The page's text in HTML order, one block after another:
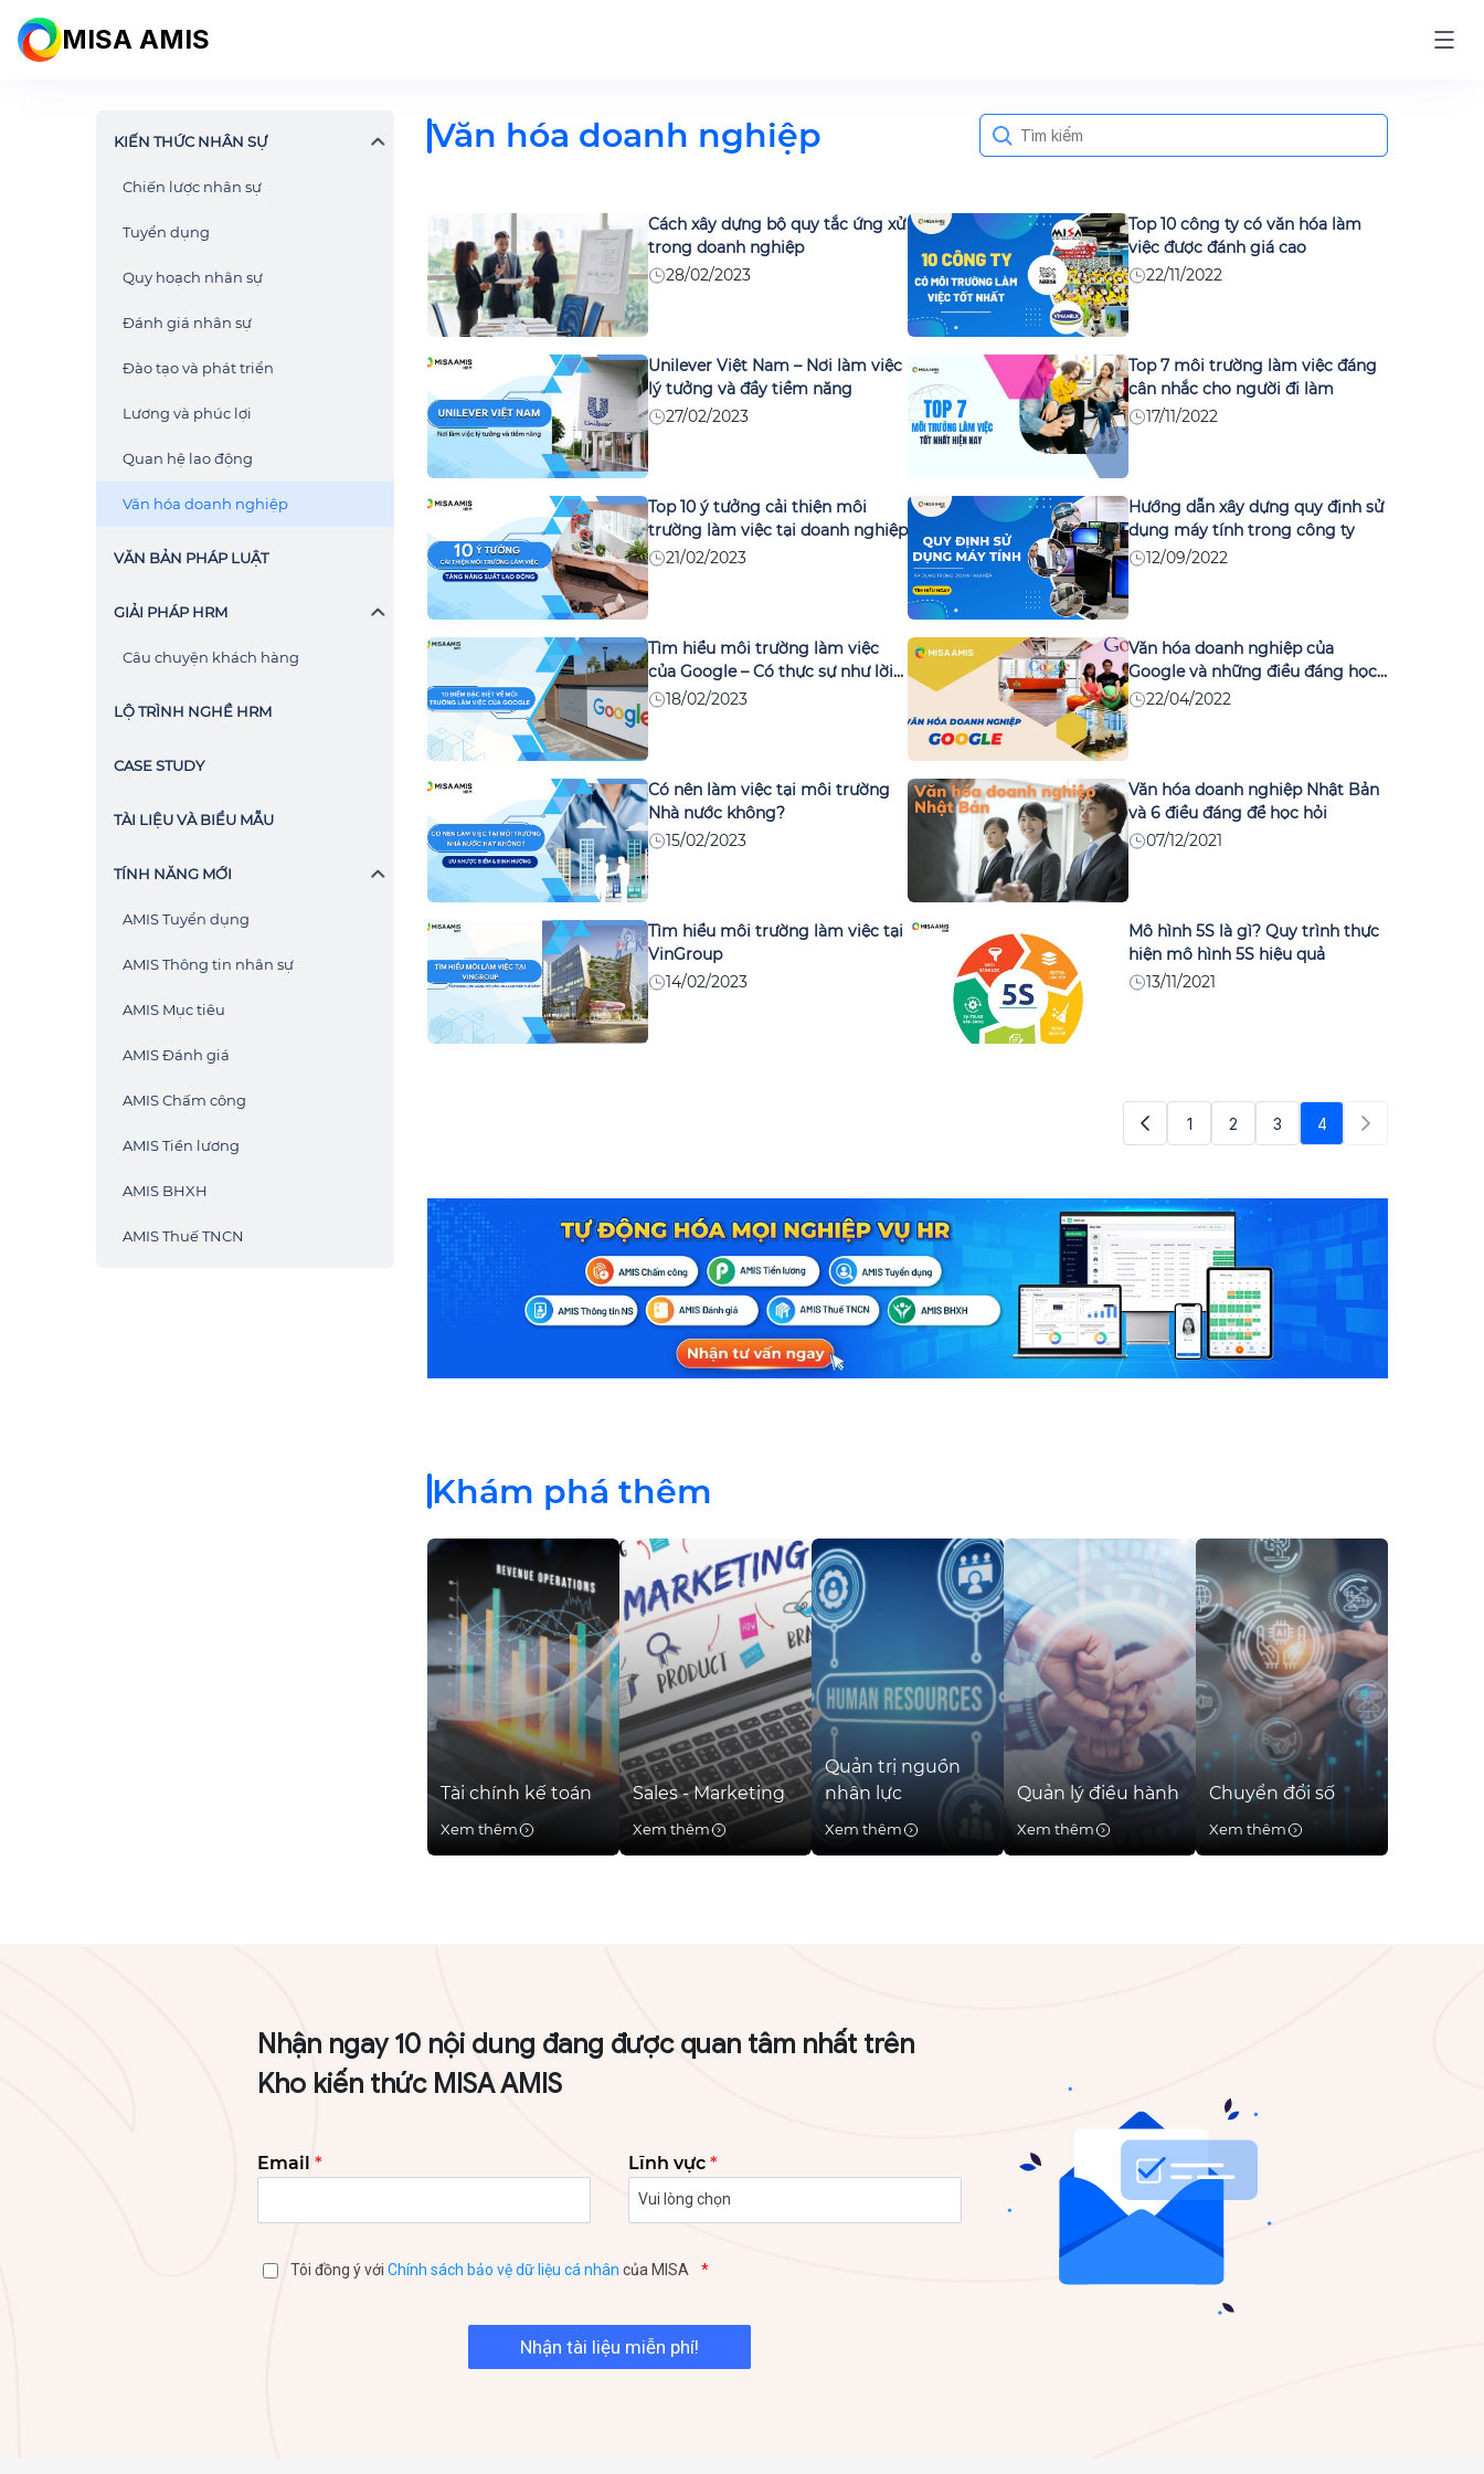
MISA AMIS
KIẾN THỨC NHÂN SỰ
Chiến lược nhân sự
Tuyển dụng
Quy hoạch nhân sự
Đánh giá nhân sự
Đào tạo và phát triển
Lương và phúc lợi
Quan hệ lao động
Văn hóa doanh nghiệp
VĂN BẢN PHÁP LUẬT
GIẢI PHÁP HRM
Câu chuyện khách hàng
LỘ TRÌNH NGHỀ HRM
CASE STUDY
TÀI LIỆU VÀ BIỂU MẪU
TÍNH NĂNG MỚI
AMIS Tuyển dụng
AMIS Thông tin nhân sự
AMIS Mục tiêu
AMIS Đánh giá
AMIS Chấm công
AMIS Tiền lương
AMIS BHXH
AMIS Thuế TNCN
Văn hóa doanh nghiệp
Search
for:
Cách xây dựng bộ quy tắc ứng xử
trong doanh nghiệp
28/02/2023
Unilever Việt Nam – Nơi làm việc
lý tưởng và đầy tiềm năng
27/02/2023
Top 10 ý tưởng cải thiện môi
trường làm việc tại doanh nghiệp
21/02/2023
Tìm hiểu môi trường làm việc
của Google – Có thực sự như lời
đồn?18/02/2023
Có nên làm việc tại môi trường
Nhà nước không?
15/02/2023
Tìm hiểu môi trường làm việc tại
VinGroup
14/02/2023
Top 10 công ty có văn hóa làm
việc được đánh giá cao
22/11/2022
Top 7 môi trường làm việc đáng
cân nhắc cho người đi làm
17/11/2022
Hướng dẫn xây dựng quy định sử
dụng máy tính trong công ty
12/09/2022
Văn hóa doanh nghiệp của
Google và những điều đáng học
hỏi22/04/2022
Văn hóa doanh nghiệp Nhật Bản
và 6 điều đáng để học hỏi
07/12/2021
Mô hình 5S là gì? Quy trình thực
hiện mô hình 5S hiệu quả
13/11/2021
1 2 3 4
Khám phá thêm
Tài chính kế toán
Xem thêm
Sales - Marketing
Xem thêm
Quản trị nguồn
nhân lực
Xem thêm
Quản lý điều hành
Xem thêm
Chuyển đổi số
Xem thêm
Nhận ngay 10 nội dung đang được quan tâm nhất trên
Kho kiến thức MISA AMIS
Email * Lĩnh vực *
Tôi đồng ý với Chính sách bảo vệ dữ liệu cá nhân của MISA *